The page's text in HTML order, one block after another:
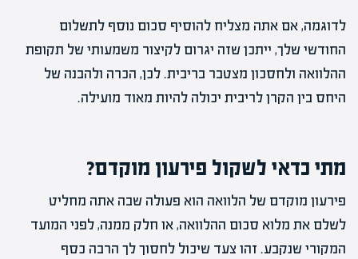
לדוגמה, אם אתה מצליח להוסיף סכום נוסף לתשלום
החודשי שלך, ייתכן שזה יגרום לקיצור משמעותי של תקופת
ההלוואה ולחסכון מצטבר בריבית. לכן, הכרה ולהבנה של
היחס בין הקרן לריבית יכולה להיות מאוד מועילה.
מתי כדאי לשקול פירעון מוקדם?
פירעון מוקדם של הלוואה הוא פעולה שבה אתה מחליט
לשלם את מלוא סכום ההלוואה, או חלק ממנה, לפני המועד
המקורי שנקבע. זהו צעד שיכול לחסוך לך הרבה כסף